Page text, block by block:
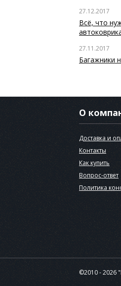
27.12.2017
Всё, что
27.11.2017
Багажники
О
Доставка и
Контакты
Как купить
Вопрос-ответ
Политика
©2010 - 2026